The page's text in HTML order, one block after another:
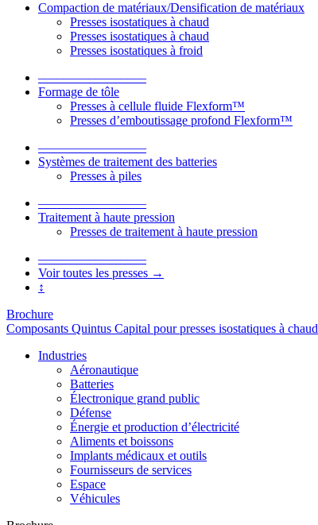
Compaction de matériaux/Densification de matériaux
Presses isostatiques à chaud
Presses isostatiques à chaud
Presses isostatiques à froid
–––––––––––––––––
Formage de tôle
Presses à cellule fluide Flexform™
Presses d’emboutissage profond Flexform™
–––––––––––––––––
Systèmes de traitement des batteries
Presses à piles
–––––––––––––––––
Traitement à haute pression
Presses de traitement à haute pression
–––––––––––––––––
Voir toutes les presses →
↕
Brochure
Composants Quintus Capital pour presses isostatiques à chaud
Industries
Aéronautique
Batteries
Électronique grand public
Défense
Énergie et production d’électricité
Aliments et boissons
Implants médicaux et outils
Fournisseurs de services
Espace
Véhicules